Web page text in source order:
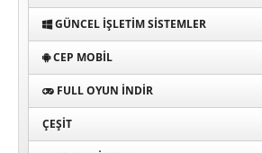
GÜNCEL İŞLETIM SISTEMLER
CEP MOBIL
FULL OYUN İNDIR
ÇEŞIT